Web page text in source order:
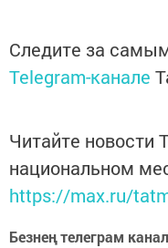
Следите за
Telegram-канале
Читайте новости
национальном
https://max.ru/
Безнең телеграм